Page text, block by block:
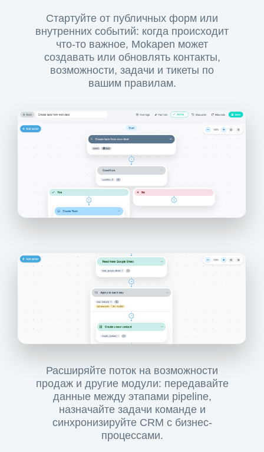
Стартуйте от публичных форм или
внутренних событий: когда происходит
что-то важное, Mokapen может
создавать или обновлять контакты,
возможности, задачи и тикеты по
вашим правилам.
Расширяйте поток на возможности
продаж и другие модули: передавайте
данные между этапами pipeline,
назначайте задачи команде и
синхронизируйте CRM с бизнес-
процессами.